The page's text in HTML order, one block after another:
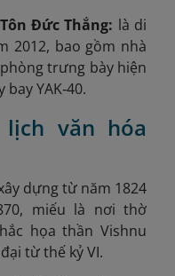
Đức Thắng: là di
2012, bao gồm nhà
trưng bày hiện
YAK‑40.
văn hóa
dựng từ năm 1824
miếu là nơi thờ
họa thần Vishnu
từ thế kỷ VI.